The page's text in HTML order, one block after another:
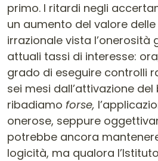
primo. I ritardi negli
un aumento del valore
irrazionale vista l’onerosità
attuali tassi di interesse:
grado di eseguire controlli
sei mesi dall’attivazione
ribadiamo forse,
onerose, seppure
potrebbe ancora
logicità, ma qualora